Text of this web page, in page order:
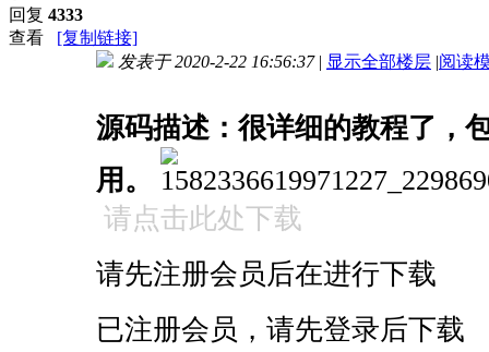
回复 4333
查看
[复制链接]
发表于 2020-2-22 16:56:37 | 显示全部楼层 |阅读
源码描述：很详细的教程了，
用。
请点击此处下载
请先注册会员后在进行下载
已注册会员，请先登录后下载